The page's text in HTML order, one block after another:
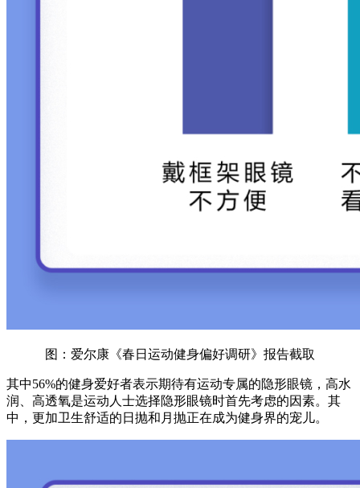
图：爱尔康《春日运动健身偏好调研》报告截取
其中56%的健身爱好者表示期待有运动专属的隐形眼镜，高水
润、高透氧是运动人士选择隐形眼镜时首先考虑的因素。其
中，更加卫生舒适的日抛和月抛正在成为健身界的宠儿。